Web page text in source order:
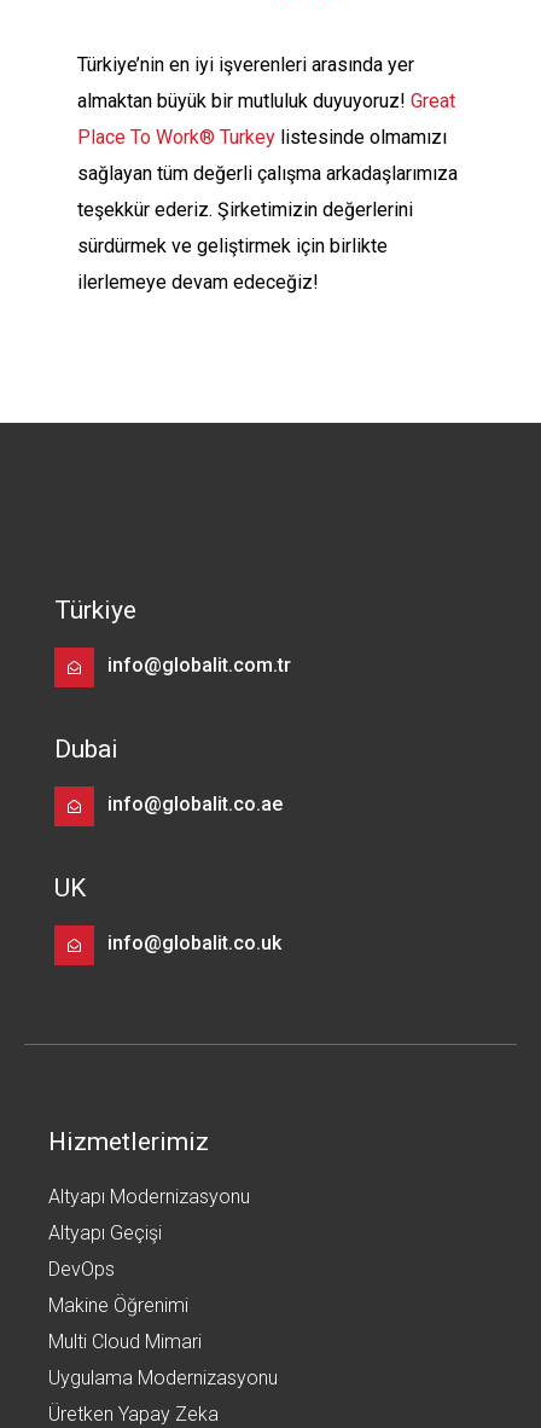
Türkiye’nin en iyi işverenleri arasında yer
almaktan büyük bir mutluluk duyuyoruz!Great
Place To Work® Turkey listesinde olmamızı
sağlayan tüm değerli çalışma arkadaşlarımıza
teşekkür ederiz. Şirketimizin değerlerini
sürdürmek ve geliştirmek için birlikte
ilerlemeye devam edeceğiz!
Türkiye
info@globalit.com.tr
Dubai
info@globalit.co.ae
UK
info@globalit.co.uk
Hizmetlerimiz
Altyapı Modernizasyonu
Altyapı Geçişi
DevOps
Makine Öğrenimi
Multi Cloud Mimari
Uygulama Modernizasyonu
Üretken Yapay Zeka